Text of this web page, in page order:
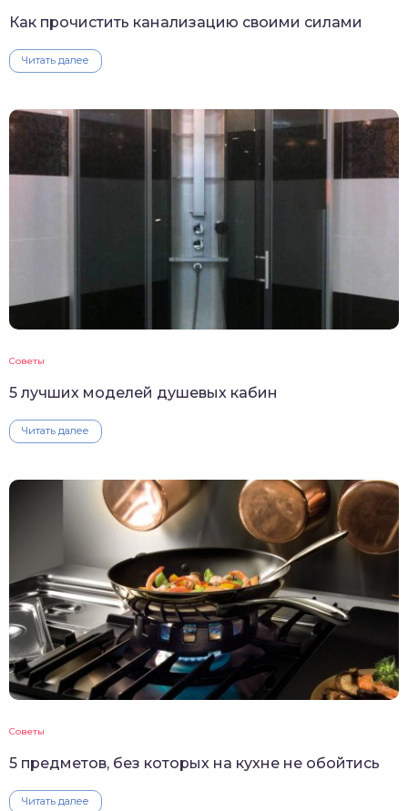
Как прочистить канализацию своими силами
Читать далее
Советы
5 лучших моделей душевых кабин
Читать далее
Советы
5 предметов, без которых на кухне не обойтись
Читать далее